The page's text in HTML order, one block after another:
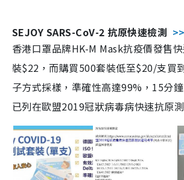
SEJOY SARS-CoV-2 抗原快速檢測
香港口罩品牌HK-M Mask抗疫價發售
裝$22，而購買500套裝低至$20/支買
子方式採樣，準確性高達99%，15分
已列在歐盟2019冠狀病毒病快速抗原